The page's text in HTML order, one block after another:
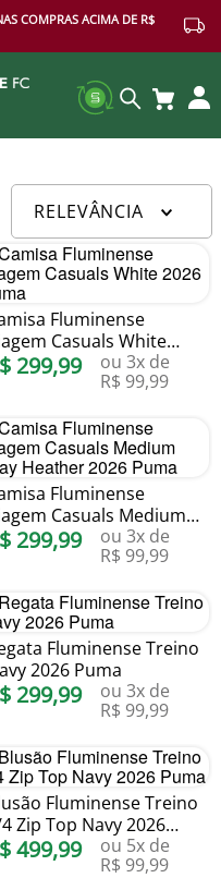
COMPRAS ACIMA DE R$
RELEVÂNCIA
Fluminense
Casuals White
Puma
299,99 ou 3x de
R$ 99,99
Fluminense
Casuals Medium
Heather 2026 Puma
299,99 ou 3x de
R$ 99,99
Fluminense Treino
2026 Puma
299,99 ou 3x de
R$ 99,99
Fluminense Treino
Zip Top Navy 2026
499,99 ou 5x de
R$ 99,99